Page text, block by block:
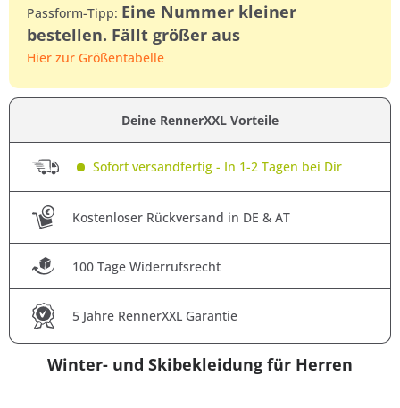
Passform-Tipp: Eine Nummer kleiner
bestellen. Fällt größer aus
Hier zur Größentabelle
Deine RennerXXL Vorteile
Sofort versandfertig - In 1-2 Tagen bei Dir
Kostenloser Rückversand in DE & AT
100 Tage Widerrufsrecht
5 Jahre RennerXXL Garantie
Winter- und Skibekleidung für Herren